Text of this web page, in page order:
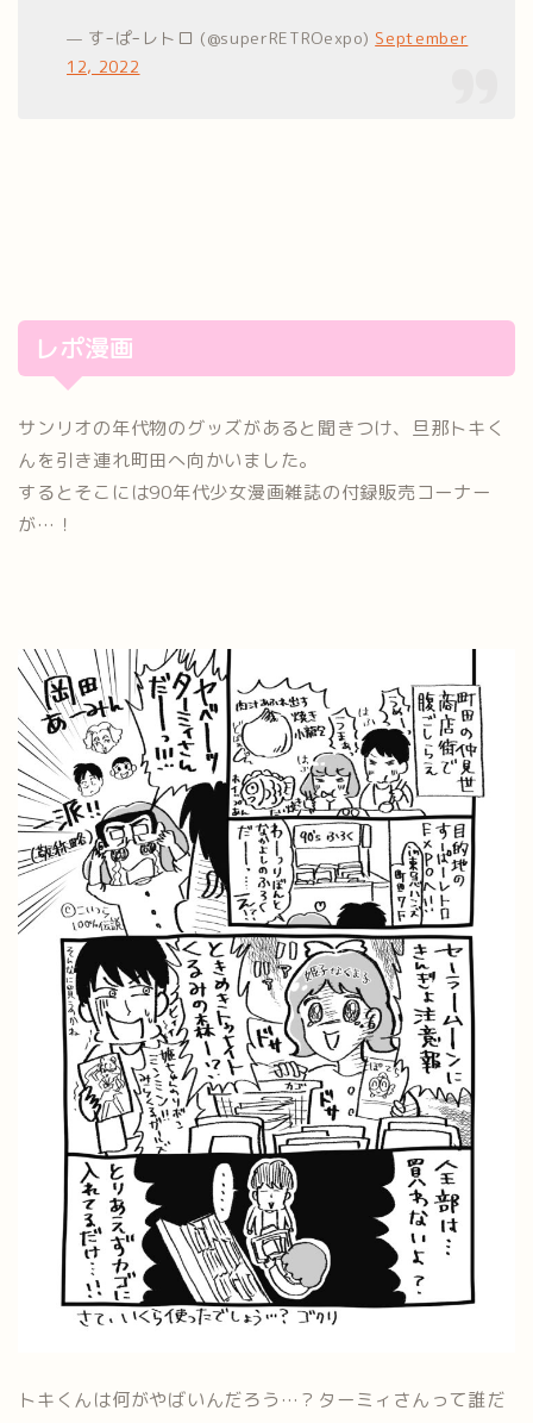
— すｰぱｰレトロ (@superRETROexpo) September
12, 2022
レポ漫画
サンリオの年代物のグッズがあると聞きつけ、旦那トキく
んを引き連れ町田へ向かいました。
するとそこには90年代少女漫画雑誌の付録販売コーナー
が…！
トキくんは何がやばいんだろう…？ターミィさんって誰だ